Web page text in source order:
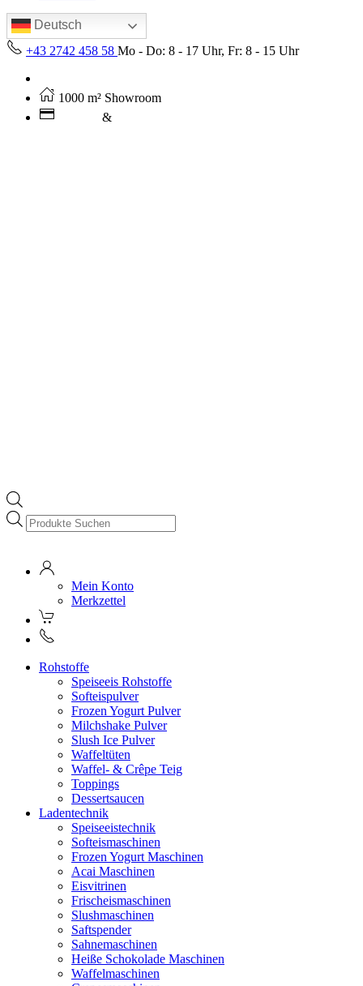
Deutsch
+43 2742 458 58 Mo - Do: 8 - 17 Uhr, Fr: 8 - 15 Uhr
1000 m² Showroom
&
Products
search
Mein Konto
Merkzettel
Rohstoffe
Speiseeis Rohstoffe
Softeispulver
Frozen Yogurt Pulver
Milchshake Pulver
Slush Ice Pulver
Waffeltüten
Waffel- & Crêpe Teig
Toppings
Dessertsaucen
Ladentechnik
Speiseeistechnik
Softeismaschinen
Frozen Yogurt Maschinen
Acai Maschinen
Eisvitrinen
Frischeismaschinen
Slushmaschinen
Saftspender
Sahnemaschinen
Heiße Schokolade Maschinen
Waffelmaschinen